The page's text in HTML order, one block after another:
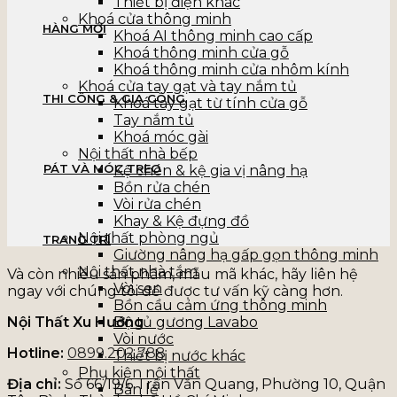
Khoá cửa thông minh
Khoá AI thông minh cao cấp
Khoá thông minh cửa gỗ
Khoá thông minh cửa nhôm kính
Khoá cửa tay gạt và tay nắm tủ
Khoá tay gạt từ tính cửa gỗ
Tay nắm tủ
Khoá móc gài
Nội thất nhà bếp
Kệ chén & kệ gia vị nâng hạ
Bồn rửa chén
Vòi rửa chén
Khay & Kệ đựng đồ
Nội thất phòng ngủ
Giường nâng hạ gấp gọn thông minh
Nội thất nhà tắm
Vòi sen
Bồn cầu cảm ứng thông minh
Bộ tủ gương Lavabo
Vòi nước
Thiết bị nước khác
Phụ kiện nội thất
Bản lề
HÀNG MỚI
THI CÔNG & GIA CÔNG
PÁT VÀ MÓC TREO
TRANG TRÍ
Và còn nhiều sản phẩm, mẫu mã khác, hãy liên hệ
ngay với chúng tôi để được tư vấn kỹ càng hơn.
Nội Thất Xu Hướng
Hotline: 0899.202.788
Địa chỉ: Số 66/19/6 Trần Văn Quang, Phường 10, Quận